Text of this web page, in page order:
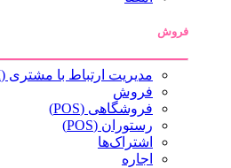
فروش
مدیریت ارتباط با مشتری (CRM)
فروش
فروشگاهی (POS)
رستوران (POS)
اشتراک‌ها
اجاره